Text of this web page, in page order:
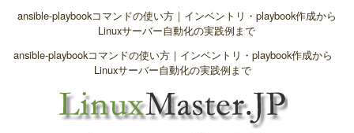
ansible-playbookコマンドの使い方｜インベントリ・playbook作成から
Linuxサーバー自動化の実践例まで
ansible-playbookコマンドの使い方｜インベントリ・playbook作成から
Linuxサーバー自動化の実践例まで